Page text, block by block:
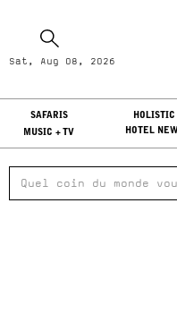
Sat, Aug 08, 2026
SAFARIS HOLISTIC
MUSIC + TV
HOTEL